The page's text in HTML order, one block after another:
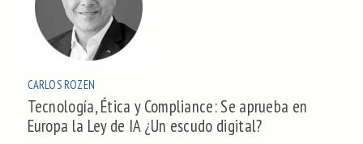
CARLOS ROZEN
Tecnología, Ética y Compliance: Se aprueba en
Europa la Ley de IA ¿Un escudo digital?